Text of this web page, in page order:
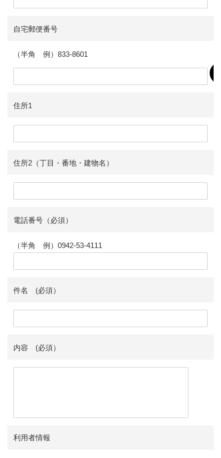
自宅郵便番号
（半角 例）833-8601
住所1
住所2（丁目・番地・建物名）
電話番号（必須）
（半角 例）0942-53-4111
件名 (必須）
内容 (必須）
利用者情報